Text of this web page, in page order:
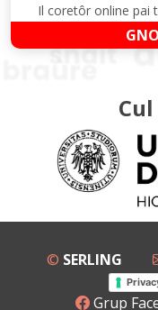
Il coretôr online pai
© SERLING
Grup